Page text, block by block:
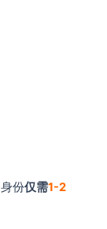
份仅需1-2